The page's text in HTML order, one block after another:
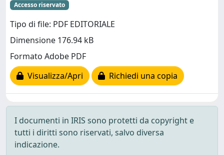
Accesso riservato
Tipo di file: PDF EDITORIALE
Dimensione 176.94 kB
Formato Adobe PDF
Visualizza/Apri
Richiedi una copia
I documenti in IRIS sono protetti da copyright e
tutti i diritti sono riservati, salvo diversa
indicazione.